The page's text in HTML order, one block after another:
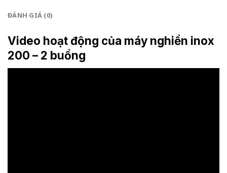
ĐÁNH GIÁ (0)
Video hoạt động của máy nghiền inox
200 – 2 buồng